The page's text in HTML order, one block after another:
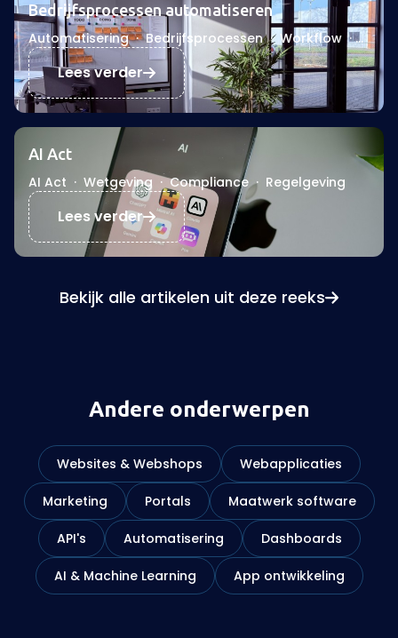
Bedrijfsprocessen automatiseren
Automatisering · Bedrijfsprocessen · Workflow ·
Efficiëntie
Digitalisering
Lees verder
AI Act
AI Act · Wetgeving · Compliance · Regelgeving
Lees verder
Bekijk alle artikelen uit deze reeks
Andere onderwerpen
Websites & Webshops Webapplicaties
Marketing Portals Maatwerk software
API's Automatisering Dashboards
AI & Machine Learning App ontwikkeling